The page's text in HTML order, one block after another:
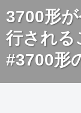
3700形
行される
#3700形